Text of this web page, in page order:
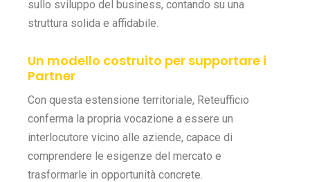
sullo sviluppo del business, contando su una
struttura solida e affidabile.
Un modello costruito per supportare i
Partner
Con questa estensione territoriale, Reteufficio
conferma la propria vocazione a essere un
interlocutore vicino alle aziende, capace di
comprendere le esigenze del mercato e
trasformarle in opportunità concrete.